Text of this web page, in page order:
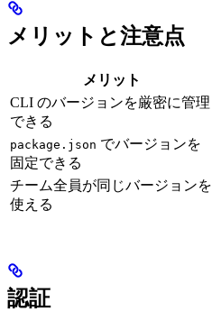
メリットと注意点
メリット
CLI のバージョンを厳密に管理
できる
package.json でバージョンを
固定できる
チーム全員が同じバージョンを
使える
認証